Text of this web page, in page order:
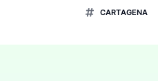
CARTAGENA